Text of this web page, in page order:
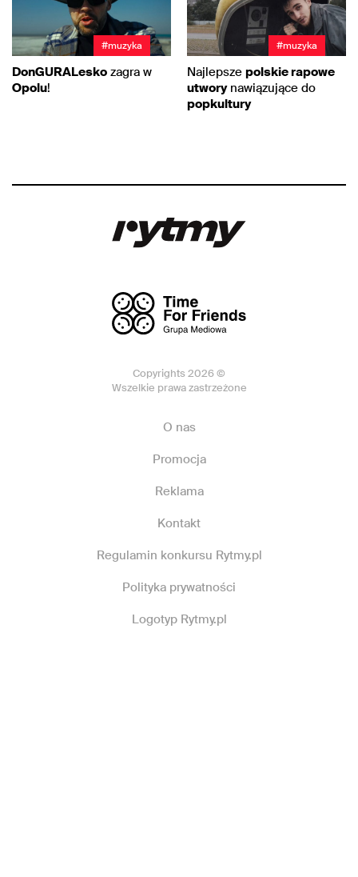
#muzyka
DonGURALesko zagra w
Opolu!
#muzyka
Najlepsze polskie rapowe
utworynawiązujące do
popkultury
Copyrights 2026 ©
Wszelkie prawa zastrzeżone
O nas
Promocja
Reklama
Kontakt
Regulamin konkursu Rytmy.pl
Polityka prywatności
Logotyp Rytmy.pl